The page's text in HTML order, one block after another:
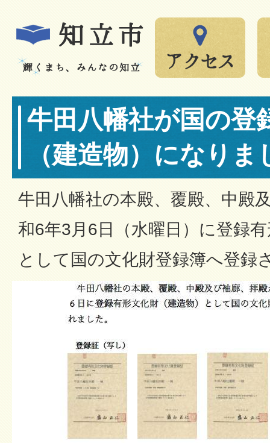
牛田八幡社が国の登
（建造物）になりま
牛田八幡社の本殿、覆殿、中殿
和6年3月6日（水曜日）に登録
として国の文化財登録簿へ登録